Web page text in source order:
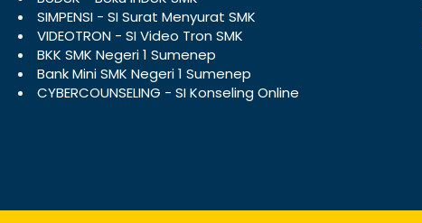
SIMPENSI - SI Surat Menyurat SMK
VIDEOTRON - SI Video Tron SMK
BKK SMK Negeri 1 Sumenep
Bank Mini SMK Negeri 1 Sumenep
CYBERCOUNSELING - SI Konseling Online